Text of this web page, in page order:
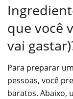
que você
vai
Para preparar
pessoas, você
baratos. Abaixo,